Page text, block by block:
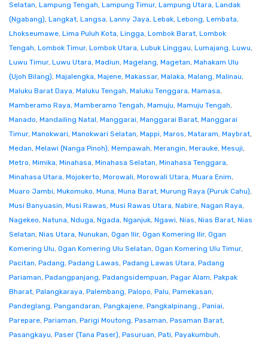
Selatan, Lampung Tengah, Lampung Timur, Lampung Utara, Landak
(Ngabang), Langkat, Langsa, Lanny Jaya, Lebak, Lebong, Lembata,
Lhokseumawe, Lima Puluh Kota, Lingga, Lombok Barat, Lombok
Tengah, Lombok Timur, Lombok Utara, Lubuk Linggau, Lumajang, Luwu,
Luwu Timur, Luwu Utara, Madiun, Magelang, Magetan, Mahakam Ulu
(Ujoh Bilang), Majalengka, Majene, Makassar, Malaka, Malang, Malinau,
Maluku Barat Daya, Maluku Tengah, Maluku Tenggara, Mamasa,
Mamberamo Raya, Mamberamo Tengah, Mamuju, Mamuju Tengah,
Manado, Mandailing Natal, Manggarai, Manggarai Barat, Manggarai
Timur, Manokwari, Manokwari Selatan, Mappi, Maros, Mataram, Maybrat,
Medan, Melawi (Nanga Pinoh), Mempawah, Merangin, Merauke, Mesuji,
Metro, Mimika, Minahasa, Minahasa Selatan, Minahasa Tenggara,
Minahasa Utara, Mojokerto, Morowali, Morowali Utara, Muara Enim,
Muaro Jambi, Mukomuko, Muna, Muna Barat, Murung Raya (Puruk Cahu),
Musi Banyuasin, Musi Rawas, Musi Rawas Utara, Nabire, Nagan Raya,
Nagekeo, Natuna, Nduga, Ngada, Nganjuk, Ngawi, Nias, Nias Barat, Nias
Selatan, Nias Utara, Nunukan, Ogan Ilir, Ogan Komering Ilir, Ogan
Komering Ulu, Ogan Komering Ulu Selatan, Ogan Komering Ulu Timur,
Pacitan, Padang, Padang Lawas, Padang Lawas Utara, Padang
Pariaman, Padangpanjang, Padangsidempuan, Pagar Alam, Pakpak
Bharat, Palangkaraya, Palembang, Palopo, Palu, Pamekasan,
Pandeglang, Pangandaran, Pangkajene, Pangkalpinang., Paniai,
Parepare, Pariaman, Parigi Moutong, Pasaman, Pasaman Barat,
Pasangkayu, Paser (Tana Paser), Pasuruan, Pati, Payakumbuh,